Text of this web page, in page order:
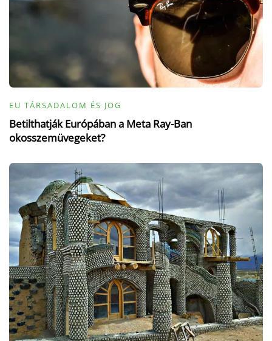
EU TÁRSADALOM ÉS JOG
Betilthatják Európában a Meta Ray-Ban
okosszemüvegeket?